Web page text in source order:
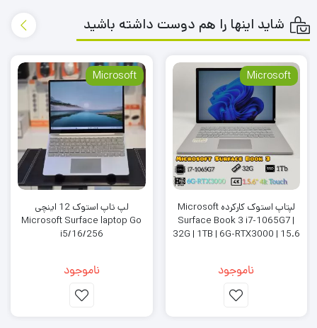
شاید اینها را هم دوست داشته باشید
Microsoft
لپتاپ استوک کارکرده Microsoft
Surface Book 3 i7-1065G7 |
32G | 1TB | 6G-RTX3000 | 15.6
ناموجود
Microsoft
لپ تاپ استوک 12 اینچی
Microsoft Surface laptop Go
i5/16/256
ناموجود